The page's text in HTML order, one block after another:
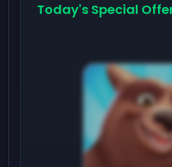
Today's Special